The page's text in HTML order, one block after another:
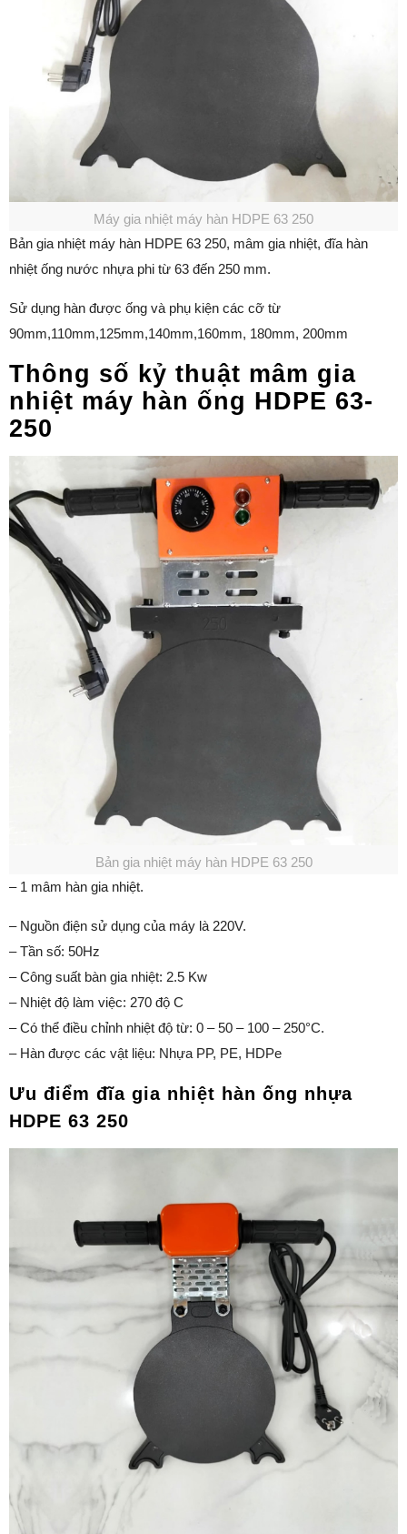
Máy gia nhiệt máy hàn HDPE 63 250
Bản gia nhiệt máy hàn HDPE 63 250, mâm gia nhiệt, đĩa hàn
nhiệt ống nước nhựa phi từ 63 đến 250 mm.
Sử dụng hàn được ống và phụ kiện các cỡ từ
90mm,110mm,125mm,140mm,160mm, 180mm, 200mm
Thông số kỷ thuật mâm gia
nhiệt máy hàn ống HDPE 63-
250
Bản gia nhiệt máy hàn HDPE 63 250
– 1 mâm hàn gia nhiệt.
– Nguồn điện sử dụng của máy là 220V.
– Tần số: 50Hz
– Công suất bàn gia nhiệt: 2.5 Kw
– Nhiệt độ làm việc: 270 độ C
– Có thể điều chỉnh nhiệt độ từ: 0 – 50 – 100 – 250°C.
– Hàn được các vật liệu: Nhựa PP, PE, HDPe
Ưu điểm đĩa gia nhiệt hàn ống nhựa
HDPE 63 250